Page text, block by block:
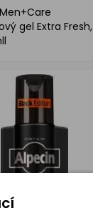
gel Extra Fresh,